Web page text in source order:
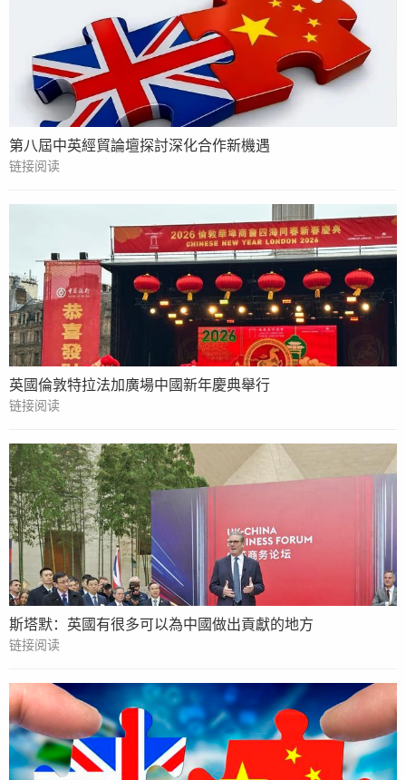
第八屆中英經貿論壇探討深化合作新機遇
链接阅读
英國倫敦特拉法加廣場中國新年慶典舉行
链接阅读
斯塔默：英國有很多可以為中國做出貢獻的地方
链接阅读